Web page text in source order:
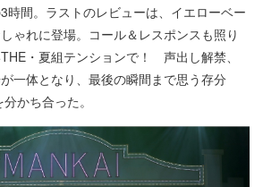
時間。ラストのレビューは、イエローベー
ゃれに登場。コール＆レスポンスも照り
・夏組テンションで！ 声出し解禁、
一体となり、最後の瞬間まで思う存分
かち合った。